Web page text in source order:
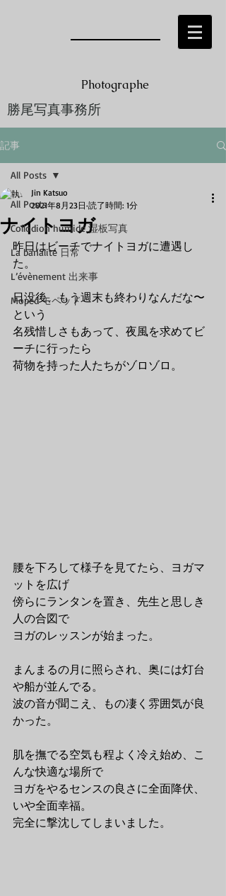
Photographe
勝尾写真事務所
Jin KATSUO
記事
All Posts
Collodion humide 湿板写真
La banalité 日常
L’évènement 出来事
Moped モペッド
All Posts
ナイトヨガ
Jin Katsuo
2021年8月23日 読了時間: 1分
昨日はビーチでナイトヨガに遭遇し
た。
日没後、もう週末も終わりなんだな〜
という
名残惜しさもあって、夜風を求めてビ
ーチに行ったら
荷物を持った人たちがゾロゾロ。
腰を下ろして様子を見てたら、ヨガマ
ットを広げ
傍らにランタンを置き、先生と思しき
人の合図で
ヨガのレッスンが始まった。
まんまるの月に照らされ、奥には灯台
や船が並んでる。
波の音が聞こえ、もの凄く雰囲気が良
かった。
肌を撫でる空気も程よく冷え始め、こ
んな快適な場所で
ヨガをやるセンスの良さに全面降伏、
いや全面幸福。
完全に撃沈してしまいました。